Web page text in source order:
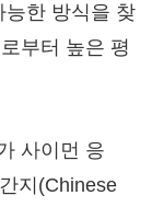
능한 방식을 찾
부터 높은 평
사이먼 응
지(Chinese